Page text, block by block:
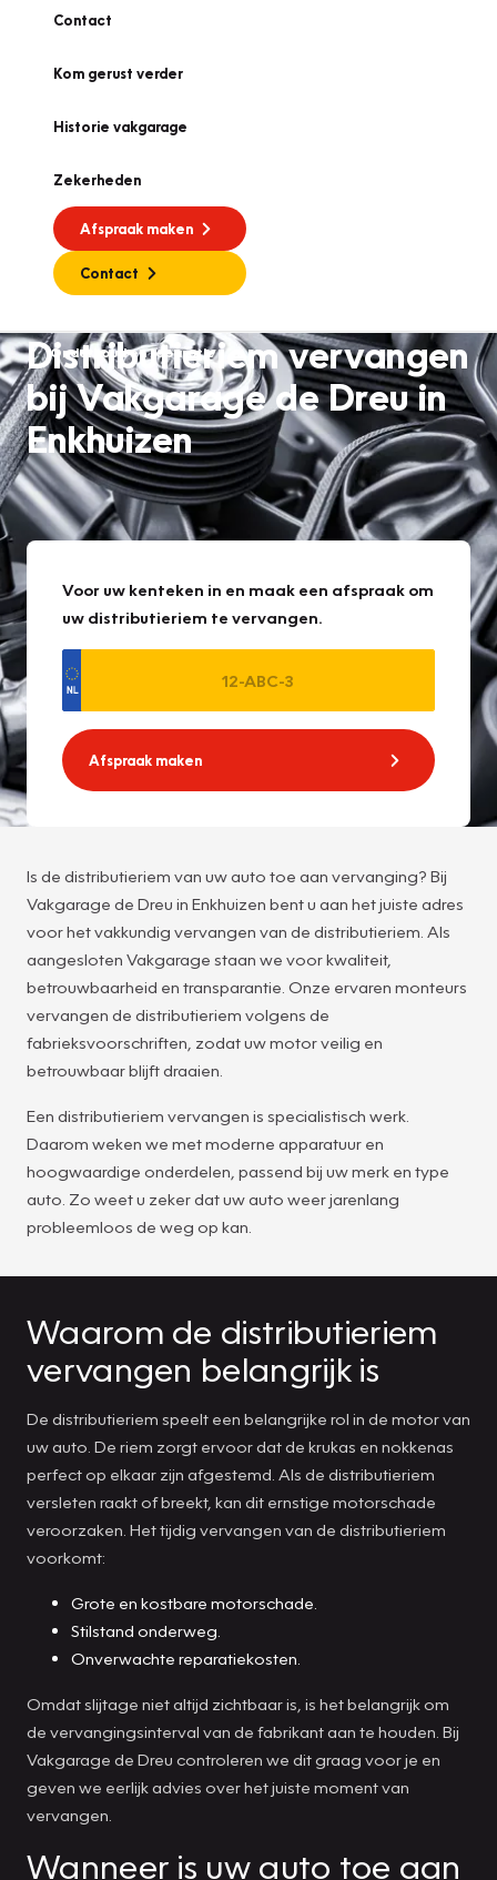
Contact
Kom gerust verder
Historie vakgarage
Zekerheden
Afspraak maken
Contact
Onderhoud en reparatie
Distributieriem vervangen
bij Vakgarage de Dreu in
Enkhuizen
Voor uw kenteken in en maak een afspraak om
uw distributieriem te vervangen.
Afspraak maken
Is de distributieriem van uw auto toe aan vervanging? Bij
Vakgarage de Dreu in Enkhuizen bent u aan het juiste adres
voor het vakkundig vervangen van de distributieriem. Als
aangesloten Vakgarage staan we voor kwaliteit,
betrouwbaarheid en transparantie. Onze ervaren monteurs
vervangen de distributieriem volgens de
fabrieksvoorschriften, zodat uw motor veilig en
betrouwbaar blijft draaien.
Een distributieriem vervangen is specialistisch werk.
Daarom weken we met moderne apparatuur en
hoogwaardige onderdelen, passend bij uw merk en type
auto. Zo weet u zeker dat uw auto weer jarenlang
probleemloos de weg op kan.
Waarom de distributieriem
vervangen belangrijk is
De distributieriem speelt een belangrijke rol in de motor van
uw auto. De riem zorgt ervoor dat de krukas en nokkenas
perfect op elkaar zijn afgestemd. Als de distributieriem
versleten raakt of breekt, kan dit ernstige motorschade
veroorzaken. Het tijdig vervangen van de distributieriem
voorkomt:
Grote en kostbare motorschade.
Stilstand onderweg.
Onverwachte reparatiekosten.
Omdat slijtage niet altijd zichtbaar is, is het belangrijk om
de vervangingsinterval van de fabrikant aan te houden. Bij
Vakgarage de Dreu controleren we dit graag voor je en
geven we eerlijk advies over het juiste moment van
vervangen.
Wanneer is uw auto toe aan